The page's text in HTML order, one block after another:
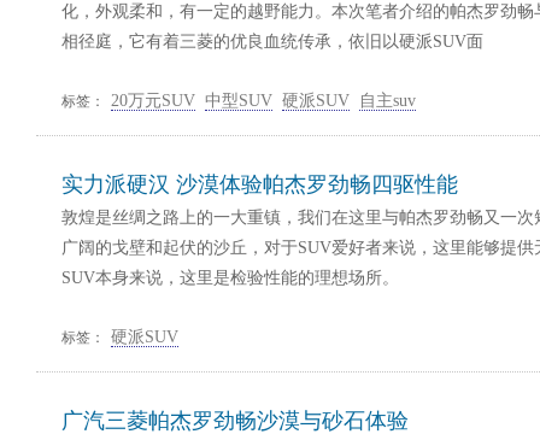
化，外观柔和，有一定的越野能力。本次笔者介绍的帕杰罗劲
相径庭，它有着三菱的优良血统传承，依旧以硬派SUV面
标签： 20万元SUV 中型SUV 硬派SUV 自主suv
实力派硬汉 沙漠体验帕杰罗劲畅四驱性能
敦煌是丝绸之路上的一大重镇，我们在这里与帕杰罗劲畅又一
广阔的戈壁和起伏的沙丘，对于SUV爱好者来说，这里能够提
SUV本身来说，这里是检验性能的理想场所。
标签： 硬派SUV
广汽三菱帕杰罗劲畅沙漠与砂石体验